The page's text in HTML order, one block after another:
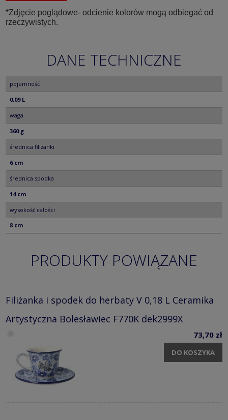
*Zdjęcie poglądowe- odcienie kolorów mogą odbiegać od
rzeczywistych.
DANE TECHNICZNE
pojemność
0,09 L
waga
360 g
średnica filiżanki
6 cm
średnica spodka
14 cm
wysokość całości
8 cm
PRODUKTY POWIĄZANE
Filiżanka i spodek do herbaty V 0,18 L Ceramika
Artystyczna Bolesławiec F770K dek2999X
73,70 zł
DO KOSZYKA